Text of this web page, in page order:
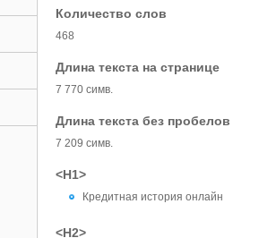
Количество слов
468
Длина текста на странице
7 770 симв.
Длина текста без пробелов
7 209 симв.
<H1>
Кредитная история онлайн
<H2>